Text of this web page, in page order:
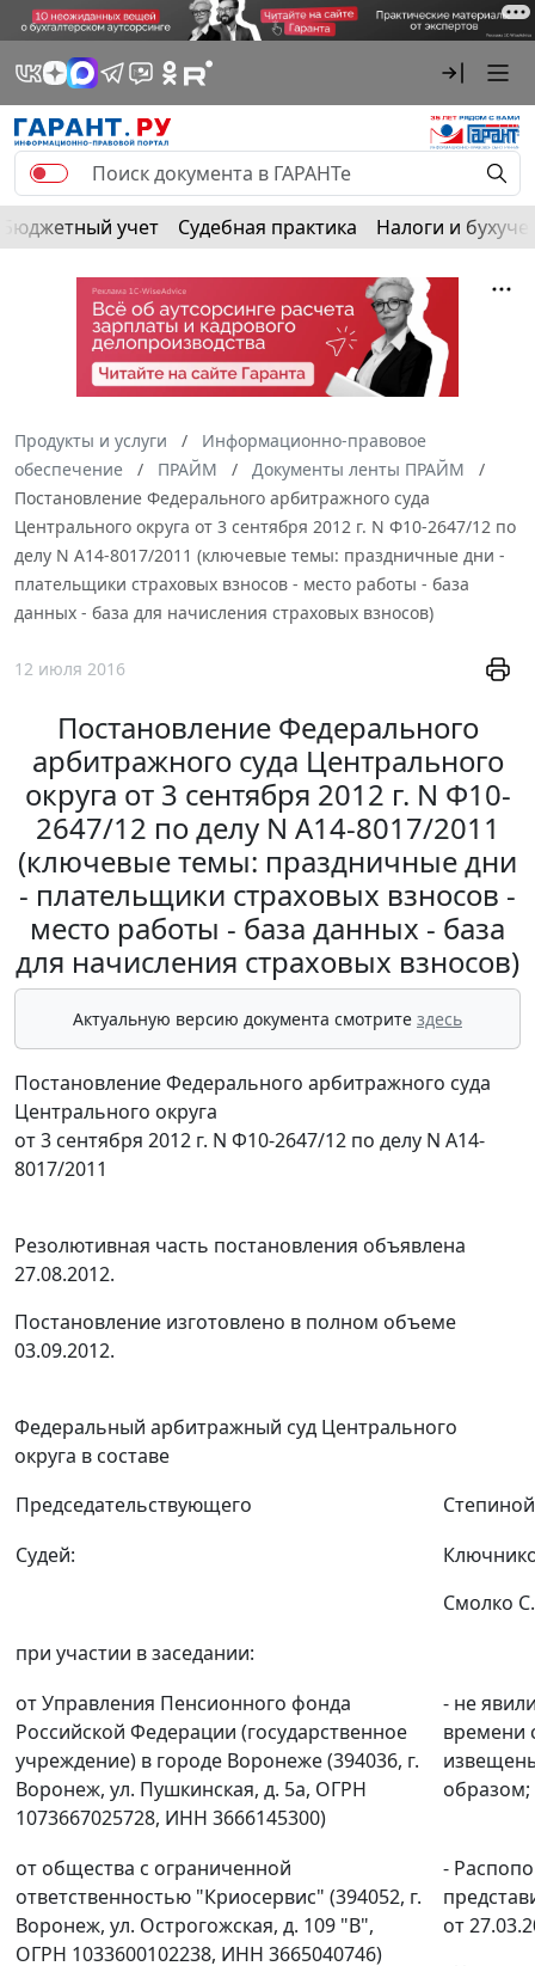
Бюджетный учет Судебная практика Налоги и
Продукты и услуги
Информационно-правовое
обеспечение
ПРАЙМ
Документы ленты ПРАЙМ
Постановление Федерального арбитражного суда
Центрального округа от 3 сентября 2012 г. N Ф10-2647/12 по
делу N А14-8017/2011 (ключевые темы: праздничные дни -
плательщики страховых взносов - место работы - база
данных - база для начисления страховых взносов)
12 июля 2016
Постановление Федерального
арбитражного суда Центрального
округа от 3 сентября 2012 г. N Ф10-
2647/12 по делу N А14-8017/2011
(ключевые темы: праздничные дни
- плательщики страховых взносов -
место работы - база данных - база
для начисления страховых взносов)
Актуальную версию документа смотрите здесь
Постановление Федерального арбитражного суда
Центрального округа
от 3 сентября 2012 г. N Ф10-2647/12 по делу N А14-
8017/2011
Резолютивная часть постановления объявлена
27.08.2012.
Постановление изготовлено в полном объеме
03.09.2012.
Федеральный арбитражный суд Центрального
округа в составе
Председательствующего
Судей:
Смолко
при участии в заседании:
от Управления Пенсионного фонда
Российской Федерации (государственное
учреждение) в городе Воронеже (394036, г.
Воронеж, ул. Пушкинская, д. 5а, ОГРН
1073667025728, ИНН 3666145300)
- не
времени
образом;
от общества с ограниченной
ответственностью "Криосервис" (394052, г.
Воронеж, ул. Острогожская, д. 109 "В",
ОГРН 1033600102238, ИНН 3665040746)
-
от